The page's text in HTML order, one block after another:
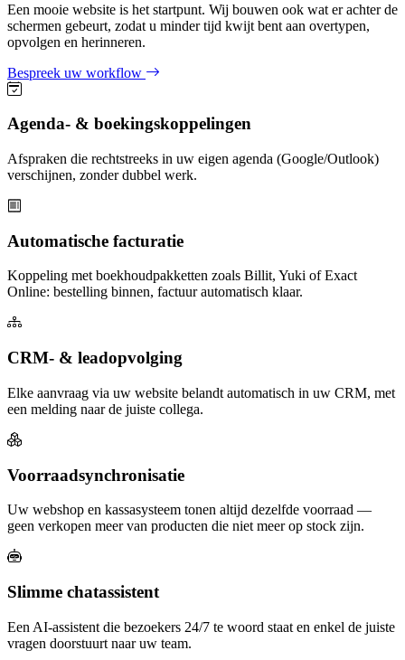
Een mooie website is het startpunt. Wij bouwen ook wat er achter de
schermen gebeurt, zodat u minder tijd kwijt bent aan overtypen,
opvolgen en herinneren.
Bespreek uw workflow
Agenda- & boekingskoppelingen
Afspraken die rechtstreeks in uw eigen agenda (Google/Outlook)
verschijnen, zonder dubbel werk.
Automatische facturatie
Koppeling met boekhoudpakketten zoals Billit, Yuki of Exact
Online: bestelling binnen, factuur automatisch klaar.
CRM- & leadopvolging
Elke aanvraag via uw website belandt automatisch in uw CRM, met
een melding naar de juiste collega.
Voorraadsynchronisatie
Uw webshop en kassasysteem tonen altijd dezelfde voorraad —
geen verkopen meer van producten die niet meer op stock zijn.
Slimme chatassistent
Een AI-assistent die bezoekers 24/7 te woord staat en enkel de juiste
vragen doorstuurt naar uw team.